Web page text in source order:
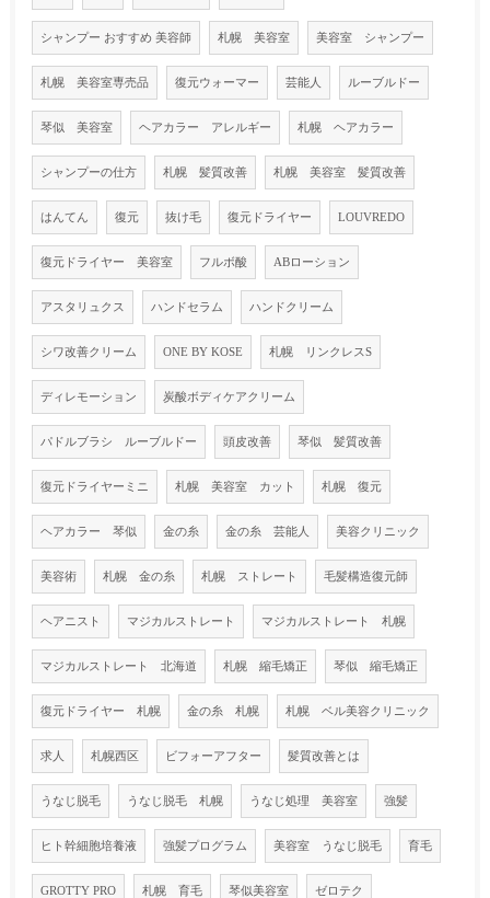
シャンプー おすすめ 美容師 札幌 美容室 美容室 シャンプー
札幌 美容室専売品 復元ウォーマー 芸能人 ルーブルドー
琴似 美容室 ヘアカラー アレルギー 札幌 ヘアカラー
シャンプーの仕方 札幌 髪質改善 札幌 美容室 髪質改善
はんてん 復元 抜け毛 復元ドライヤー LOUVREDO
復元ドライヤー 美容室 フルボ酸 ABローション
アスタリュクス ハンドセラム ハンドクリーム
シワ改善クリーム ONE BY KOSE 札幌 リンクレスS
ディレモーション 炭酸ボディケアクリーム
パドルブラシ ルーブルドー 頭皮改善 琴似 髪質改善
復元ドライヤーミニ 札幌 美容室 カット 札幌 復元
ヘアカラー 琴似 金の糸 金の糸 芸能人 美容クリニック
美容術 札幌 金の糸 札幌 ストレート 毛髪構造復元師
ヘアニスト マジカルストレート マジカルストレート 札幌
マジカルストレート 北海道 札幌 縮毛矯正 琴似 縮毛矯正
復元ドライヤー 札幌 金の糸 札幌 札幌 ベル美容クリニック
求人 札幌西区 ビフォーアフター 髪質改善とは
うなじ脱毛 うなじ脱毛 札幌 うなじ処理 美容室 強髪
ヒト幹細胞培養液 強髪プログラム 美容室 うなじ脱毛 育毛
GROTTY PRO 札幌 育毛 琴似美容室 ゼロテク